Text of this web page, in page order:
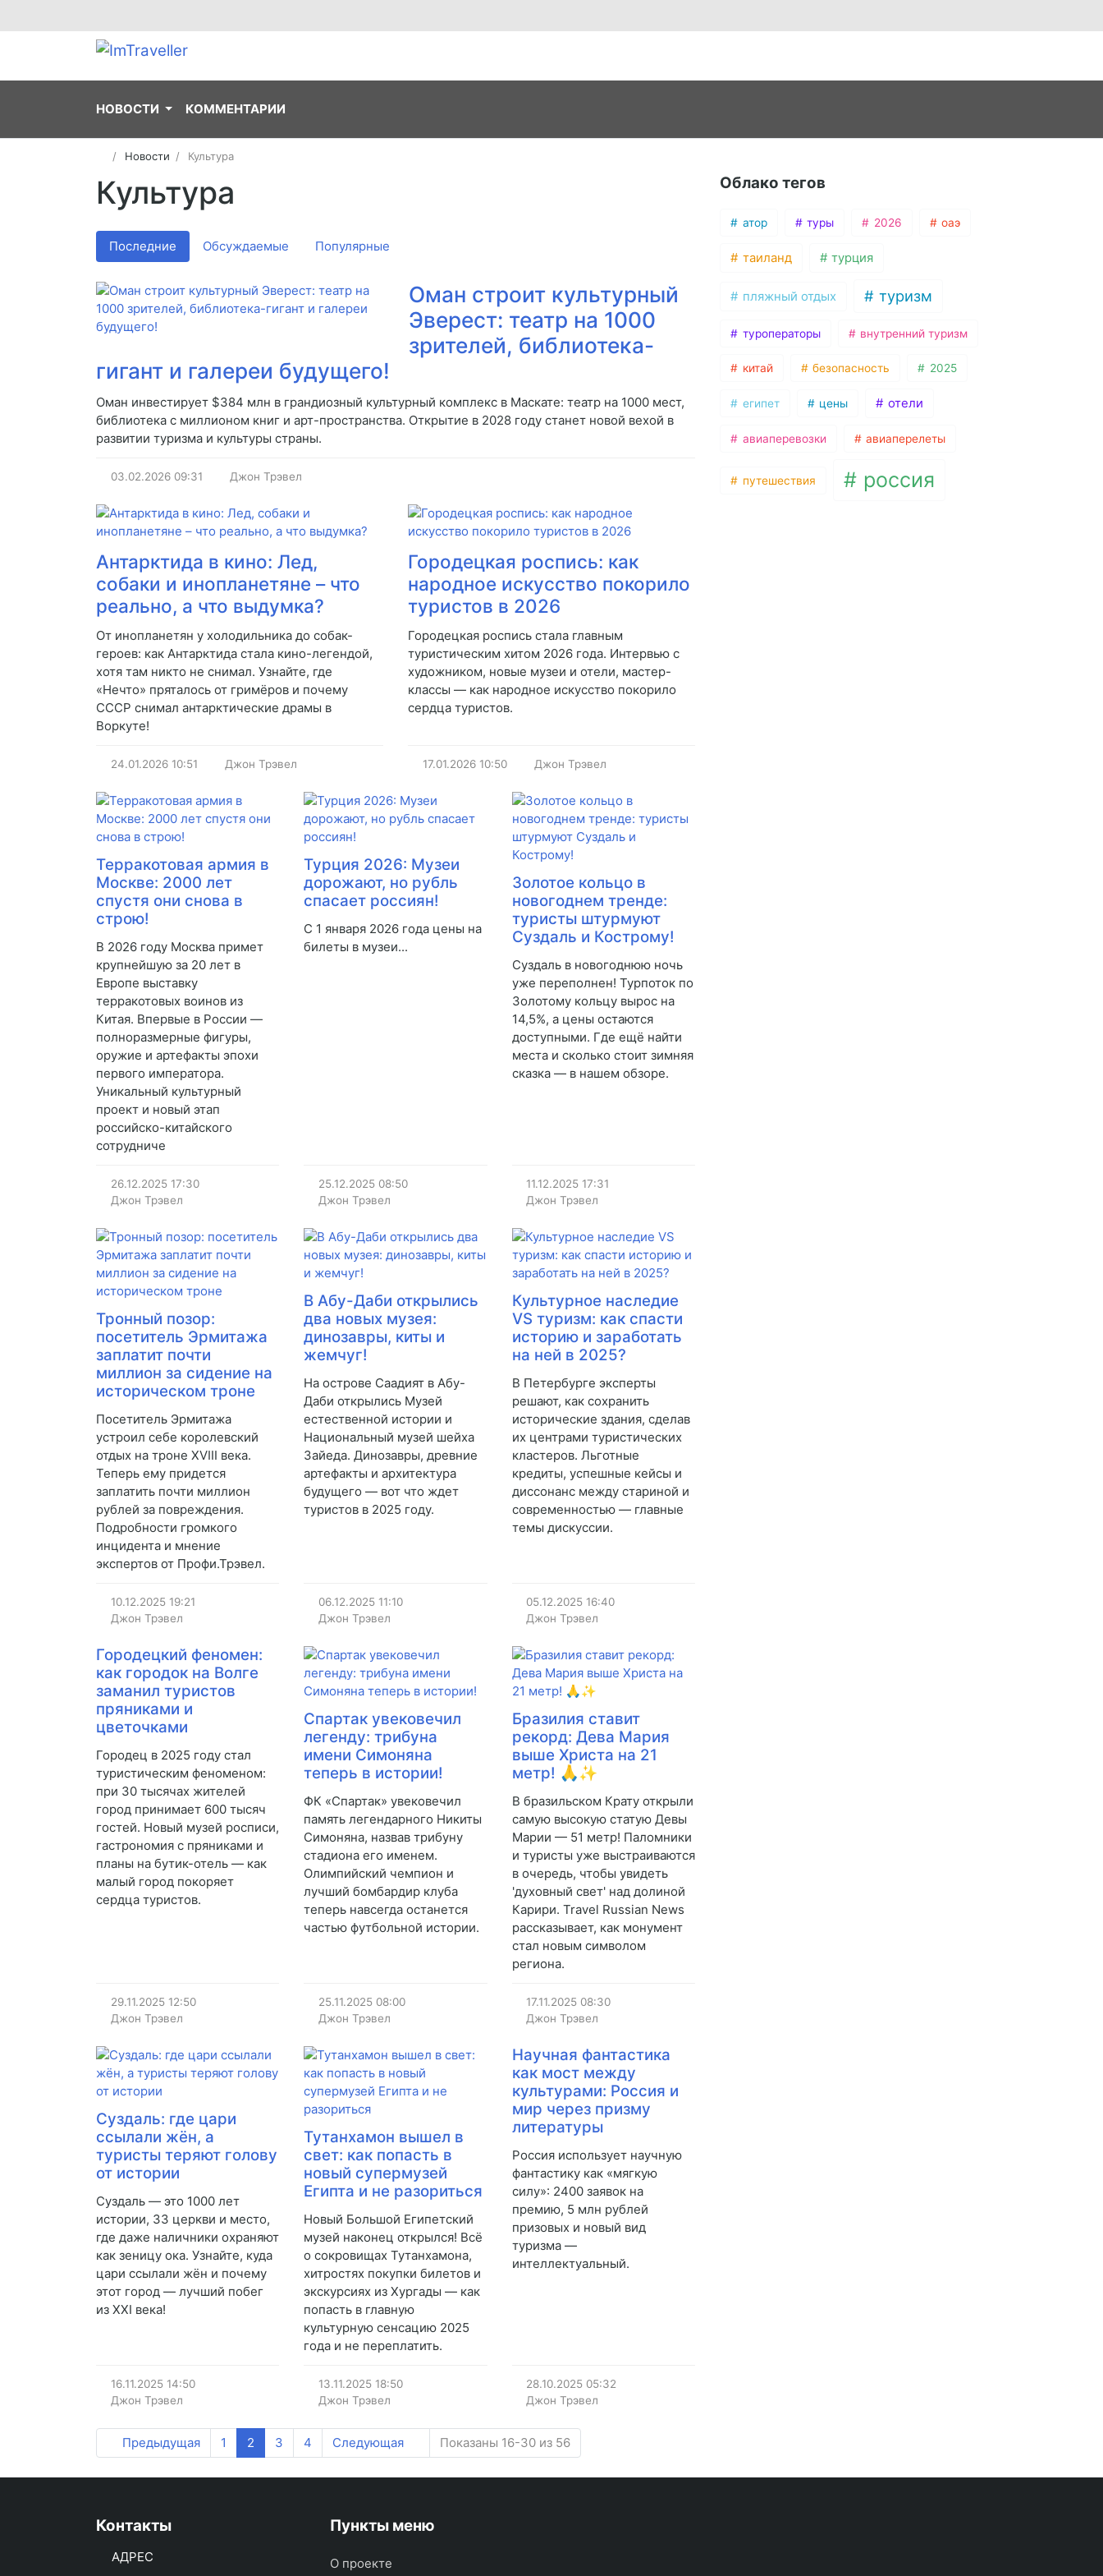
НОВОСТИ КОММЕНТАРИИ
Новости Культура
Культура
Последние Обсуждаемые Популярные
Оман строит культурный
Эверест: театр на 1000
зрителей, библиотека-
гигант и галереи будущего!
Оман инвестирует $384 млн в грандиозный культурный комплекс в Маскате: театр на 1000 мест,
библиотека с миллионом книг и арт-пространства. Открытие в 2028 году станет новой вехой в
развитии туризма и культуры страны.
03.02.2026 09:31 Джон Трэвел
Антарктида в кино: Лед,
собаки и инопланетяне – что
реально, а что выдумка?
От инопланетян у холодильника до собак-
героев: как Антарктида стала кино-легендой,
хотя там никто не снимал. Узнайте, где
«Нечто» пряталось от гримёров и почему
СССР снимал антарктические драмы в
Воркуте!
24.01.2026 10:51 Джон Трэвел
Городецкая роспись: как
народное искусство покорило
туристов в 2026
Городецкая роспись стала главным
туристическим хитом 2026 года. Интервью с
художником, новые музеи и отели, мастер-
классы — как народное искусство покорило
сердца туристов.
17.01.2026 10:50 Джон Трэвел
Терракотовая армия в
Москве: 2000 лет
спустя они снова в
строю!
В 2026 году Москва примет
крупнейшую за 20 лет в
Европе выставку
терракотовых воинов из
Китая. Впервые в России —
полноразмерные фигуры,
оружие и артефакты эпохи
первого императора.
Уникальный культурный
проект и новый этап
российско-китайского
сотрудниче
26.12.2025 17:30
Джон Трэвел
Турция 2026: Музеи
дорожают, но рубль
спасает россиян!
С 1 января 2026 года цены на
билеты в музеи...
25.12.2025 08:50
Джон Трэвел
Золотое кольцо в
новогоднем тренде:
туристы штурмуют
Суздаль и Кострому!
Суздаль в новогоднюю ночь
уже переполнен! Турпоток по
Золотому кольцу вырос на
14,5%, а цены остаются
доступными. Где ещё найти
места и сколько стоит зимняя
сказка — в нашем обзоре.
11.12.2025 17:31
Джон Трэвел
Тронный позор:
посетитель Эрмитажа
заплатит почти
миллион за сидение на
историческом троне
Посетитель Эрмитажа
устроил себе королевский
отдых на троне XVIII века.
Теперь ему придется
заплатить почти миллион
рублей за повреждения.
Подробности громкого
инцидента и мнение
экспертов от Профи.Трэвел.
10.12.2025 19:21
Джон Трэвел
В Абу-Даби открылись
два новых музея:
динозавры, киты и
жемчуг!
На острове Саадият в Абу-
Даби открылись Музей
естественной истории и
Национальный музей шейха
Зайеда. Динозавры, древние
артефакты и архитектура
будущего — вот что ждет
туристов в 2025 году.
06.12.2025 11:10
Джон Трэвел
Культурное наследие
VS туризм: как спасти
историю и заработать
на ней в 2025?
В Петербурге эксперты
решают, как сохранить
исторические здания, сделав
их центрами туристических
кластеров. Льготные
кредиты, успешные кейсы и
диссонанс между стариной и
современностью — главные
темы дискуссии.
05.12.2025 16:40
Джон Трэвел
Городецкий феномен:
как городок на Волге
заманил туристов
пряниками и
цветочками
Городец в 2025 году стал
туристическим феноменом:
при 30 тысячах жителей
город принимает 600 тысяч
гостей. Новый музей росписи,
гастрономия с пряниками и
планы на бутик-отель — как
малый город покоряет
сердца туристов.
29.11.2025 12:50
Джон Трэвел
Спартак увековечил
легенду: трибуна
имени Симоняна
теперь в истории!
ФК «Спартак» увековечил
память легендарного Никиты
Симоняна, назвав трибуну
стадиона его именем.
Олимпийский чемпион и
лучший бомбардир клуба
теперь навсегда останется
частью футбольной истории.
25.11.2025 08:00
Джон Трэвел
Бразилия ставит
рекорд: Дева Мария
выше Христа на 21
метр! 🙏✨
В бразильском Крату открыли
самую высокую статую Девы
Марии — 51 метр! Паломники
и туристы уже выстраиваются
в очередь, чтобы увидеть
'духовный свет' над долиной
Карири. Travel Russian News
рассказывает, как монумент
стал новым символом
региона.
17.11.2025 08:30
Джон Трэвел
Суздаль: где цари
ссылали жён, а
туристы теряют голову
от истории
Суздаль — это 1000 лет
истории, 33 церкви и место,
где даже наличники охраняют
как зеницу ока. Узнайте, куда
цари ссылали жён и почему
этот город — лучший побег
из XXI века!
16.11.2025 14:50
Джон Трэвел
Тутанхамон вышел в
свет: как попасть в
новый супермузей
Египта и не разориться
Новый Большой Египетский
музей наконец открылся! Всё
о сокровищах Тутанхамона,
хитростях покупки билетов и
экскурсиях из Хургады — как
попасть в главную
культурную сенсацию 2025
года и не переплатить.
13.11.2025 18:50
Джон Трэвел
Научная фантастика
как мост между
культурами: Россия и
мир через призму
литературы
Россия использует научную
фантастику как «мягкую
силу»: 2400 заявок на
премию, 5 млн рублей
призовых и новый вид
туризма —
интеллектуальный.
28.10.2025 05:32
Джон Трэвел
Предыдущая 1 2 3 4 Следующая Показаны 16-30 из 56
Облако тегов
атор туры 2026 оаэ
таиланд турция
пляжный отдых туризм
туроператоры внутренний туризм
китай безопасность 2025
египет цены отели
авиаперевозки авиаперелеты
путешествия россия
Контакты
АДРЕС
Пункты меню
О проекте